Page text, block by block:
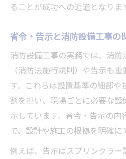
ることが成功への近道となりま
省令・告示と消防設備工事の
消防設備工事の実務では、消
（消防法施行規則）や告示も
す。これらは設置基準の細部
割を担い、現場ごとに必要な
示しています。省令・告示の内
で、設計や施工の根拠を明確に
例えば、告示はスプリンクラ